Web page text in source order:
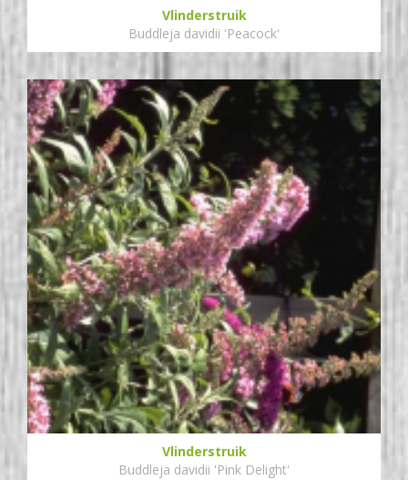
Vlinderstruik
Buddleja davidii 'Peacock'
Vlinderstruik
Buddleja davidii 'Pink Delight'